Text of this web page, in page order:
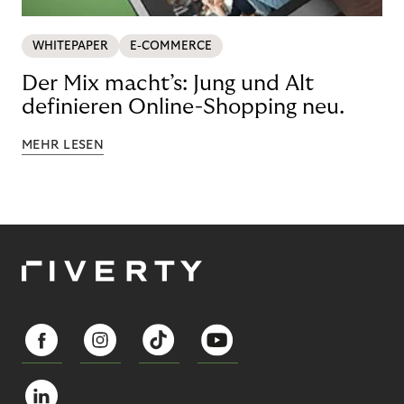
WHITEPAPER E-COMMERCE
Der Mix macht’s: Jung und Alt
definieren Online-Shopping neu.
MEHR LESEN